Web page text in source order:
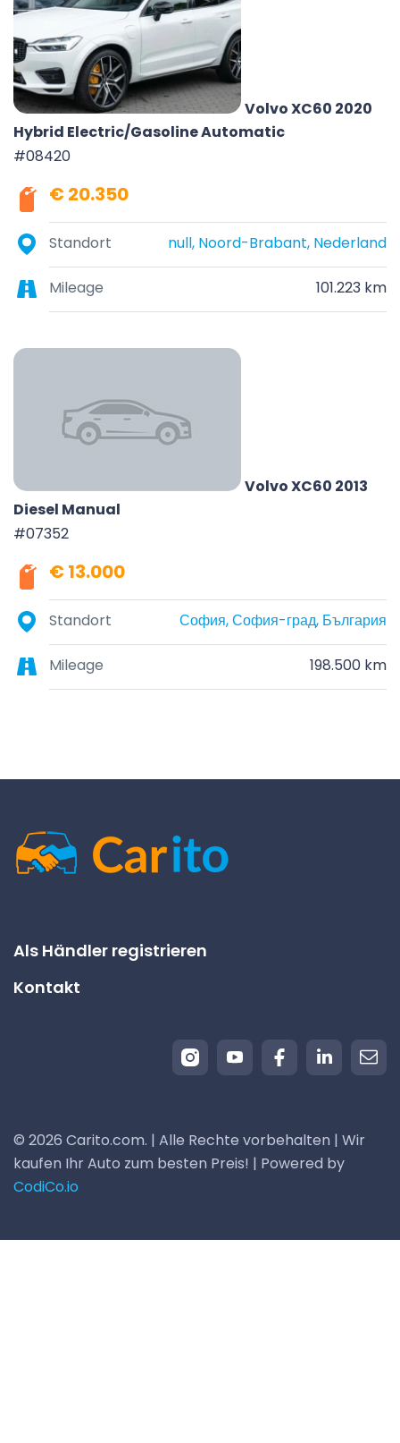
Volvo XC60 2020
Hybrid Electric/Gasoline Automatic
#08420
€ 20.350
Standort null, Noord-Brabant, Nederland
Mileage 101.223 km
Volvo XC60 2013
Diesel Manual
#07352
€ 13.000
Standort София, София-град, България
Mileage 198.500 km
Als Händler registrieren
Kontakt
© 2026 Carito.com. | Alle Rechte vorbehalten | Wir
kaufen Ihr Auto zum besten Preis! | Powered by
CodiCo.io